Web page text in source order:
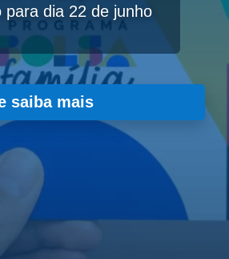
para dia 22 de junho
saiba mais